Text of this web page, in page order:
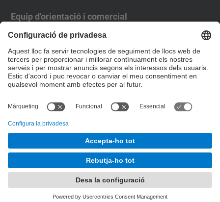
Equip d'orientació i comercial
José Luís Grande
Tel. 93 4137194
jose.luis.grande@upc.edu
Formulari de contacte
Desenvolupat amb